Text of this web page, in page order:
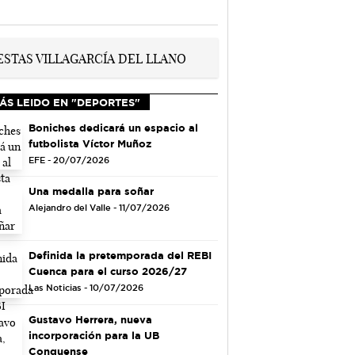
LEIDO EN "DEPORTES"
Boniches dedicará un espacio al
futbolista Víctor Muñoz
EFE - 20/07/2026
Una medalla para soñar
Alejandro del Valle - 11/07/2026
Definida la pretemporada del REBI
Cuenca para el curso 2026/27
Las Noticias - 10/07/2026
Gustavo Herrera, nueva
incorporación para la UB
Conquense